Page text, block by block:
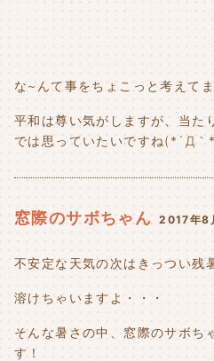
な~んて事をちょこっと考えてま
平和は尊い気がしますが、当た
では思っていたいですね(*´Д｀
窓際のサボちゃん 2017年8
不安定な天気の次はきっつい
溶けちゃいますよ・・・
そんな暑さの中、窓際のサボち
す！